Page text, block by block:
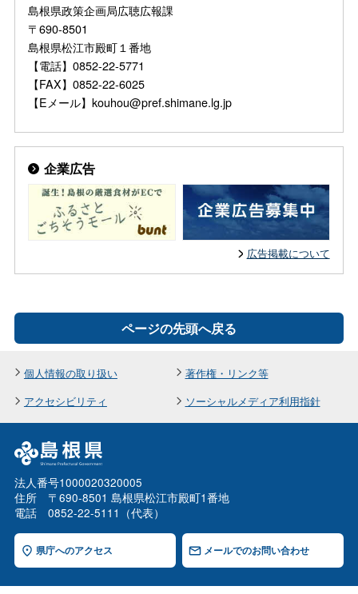
島根県政策企画局広聴広報課
〒690-8501
島根県松江市殿町１番地
【電話】0852-22-5771
【FAX】0852-22-6025
【Eメール】kouhou@pref.shimane.lg.jp
企業広告
広告掲載について
ページの先頭へ戻る
個人情報の取り扱い
著作権・リンク等
アクセシビリティ
ソーシャルメディア利用指針
法人番号1000020320005
住所 〒690-8501 島根県松江市殿町1番地
電話 0852-22-5111（代表）
県庁へのアクセス メールでのお問い合わせ